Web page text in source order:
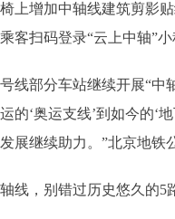
上增加中轴线建筑剪影
客扫码登录“云上中轴”
部分车站继续开展“中
的‘奥运支线’到如今的‘
展继续助力。”北京地铁
，别错过历史悠久的5路